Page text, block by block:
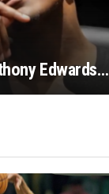
Edwards…